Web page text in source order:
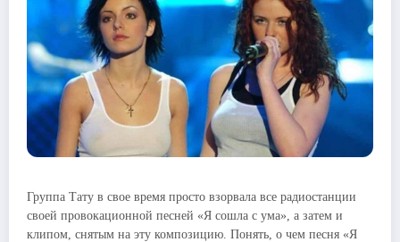
Группа Тату в свое время просто взорвала все радиостанции
своей провокационной песней «Я сошла с ума», а затем и
клипом, снятым на эту композицию. Понять, о чем песня «Я